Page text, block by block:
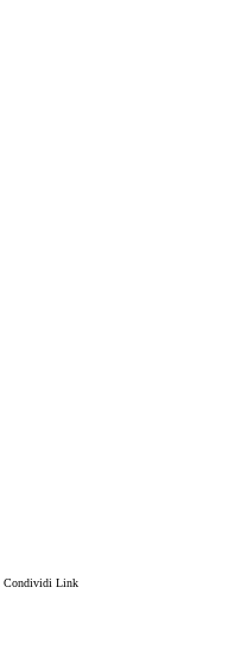
Condividi Link